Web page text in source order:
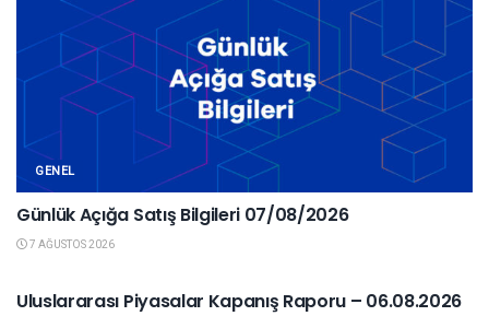
GENEL
Günlük Açığa Satış Bilgileri 07/08/2026
7 AĞUSTOS 2026
Uluslararası Piyasalar Kapanış Raporu – 06.08.2026